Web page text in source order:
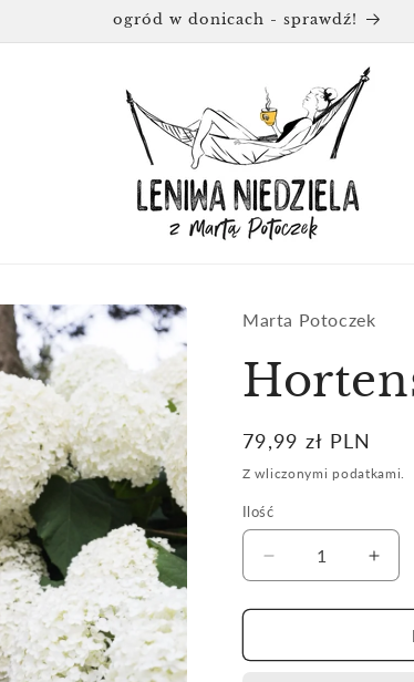
ogród w donicach - sprawdź!
Marta Potoczek
Cena
regularna
79,99 zł PLN
Z wliczonymi podatkami.
Ilość
Zmniejsz
ilość
dla
bez
ilość
dla
bez